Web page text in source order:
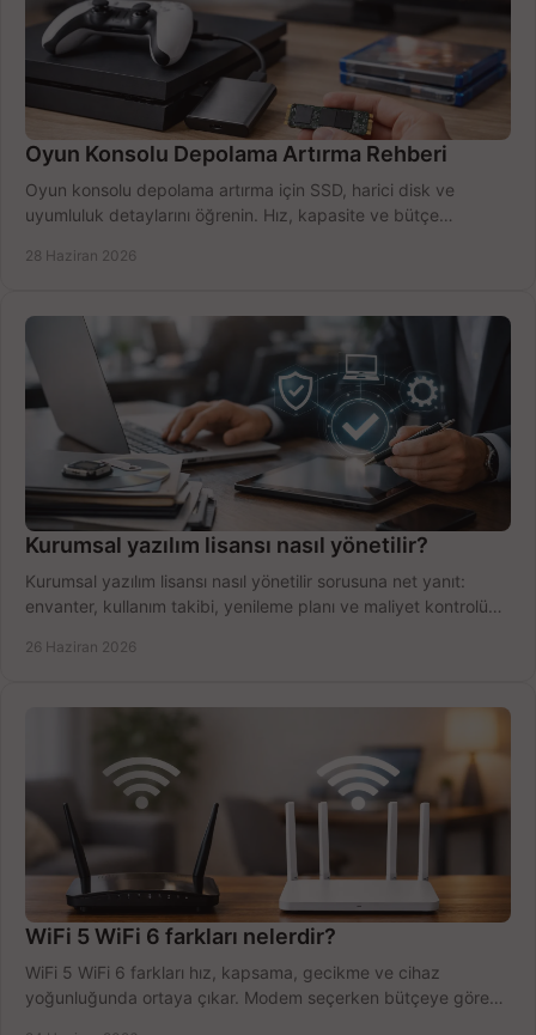
Oyun Konsolu Depolama Artırma Rehberi
Oyun konsolu depolama artırma için SSD, harici disk ve
uyumluluk detaylarını öğrenin. Hız, kapasite ve bütçe
28 Haziran 2026
Kurumsal yazılım lisansı nasıl yönetilir?
Kurumsal yazılım lisansı nasıl yönetilir sorusuna net yanıt:
envanter, kullanım takibi, yenileme planı ve maliyet kontrolü
26 Haziran 2026
WiFi 5 WiFi 6 farkları nelerdir?
WiFi 5 WiFi 6 farkları hız, kapsama, gecikme ve cihaz
yoğunluğunda ortaya çıkar. Modem seçerken bütçeye göre